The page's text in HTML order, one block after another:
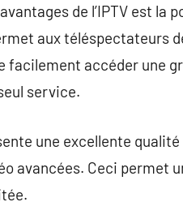
de l’IPTV est la
aux téléspectateurs
facilement accéder une
service.
une excellente
avancées. Ceci permet